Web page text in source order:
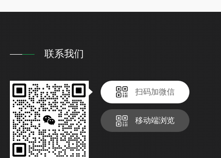
联系我们
扫码加微信
移动端浏览